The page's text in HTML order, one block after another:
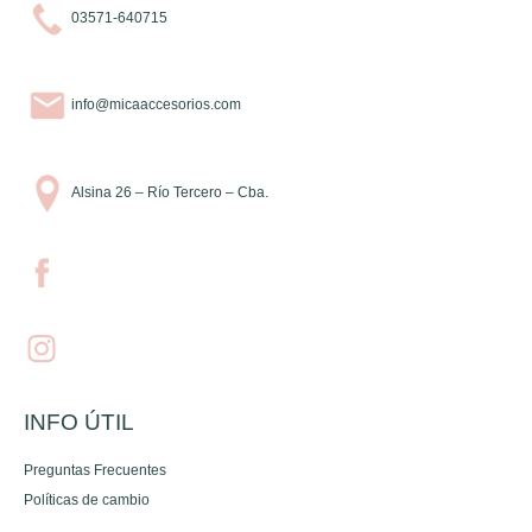
03571-640715
info@micaaccesorios.com
Alsina 26 – Río Tercero – Cba.
INFO ÚTIL
Preguntas Frecuentes
Políticas de cambio